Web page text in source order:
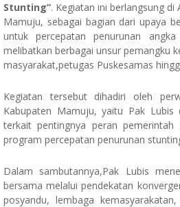
Stunting”. Kegiatan ini berlangsung
Mamuju, sebagai bagian dari upaya
untuk percepatan penurunan
melibatkan berbagai unsur pemangku
masyarakat,petugas Puskesamas
Kegiatan tersebut dihadiri oleh
Kabupaten Mamuju, yaitu Pak Lubis
terkait pentingnya peran
program percepatan penurunan
Dalam sambutannya,Pak Lubis
bersama melalui pendekatan
posyandu, lembaga